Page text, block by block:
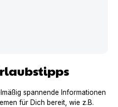
spannende Informationen
für Dich bereit, wie z.B.